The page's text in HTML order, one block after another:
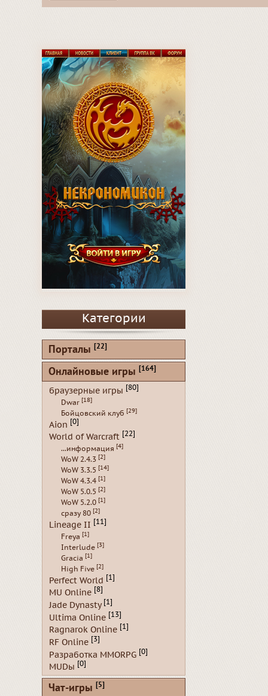
Категории
Порталы [22]
Онлайновые игры [164]
браузерные игры [80]
Dwar [18]
Бойцовский клуб [29]
Aion [0]
World of Warcraft [22]
...информация [4]
WoW 2.4.3 [2]
WoW 3.3.5 [14]
WoW 4.3.4 [1]
WoW 5.0.5 [2]
WoW 5.2.0 [1]
сразу 80 [2]
Lineage II [11]
Freya [1]
Interlude [3]
Gracia [1]
High Five [2]
Perfect World [1]
MU Online [8]
Jade Dynasty [1]
Ultima Online [13]
Ragnarok Online [1]
RF Online [3]
Разработка MMORPG [0]
MUDы [0]
Чат-игры [5]